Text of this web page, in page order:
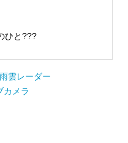
ひと???
雲レーダー
カメラ